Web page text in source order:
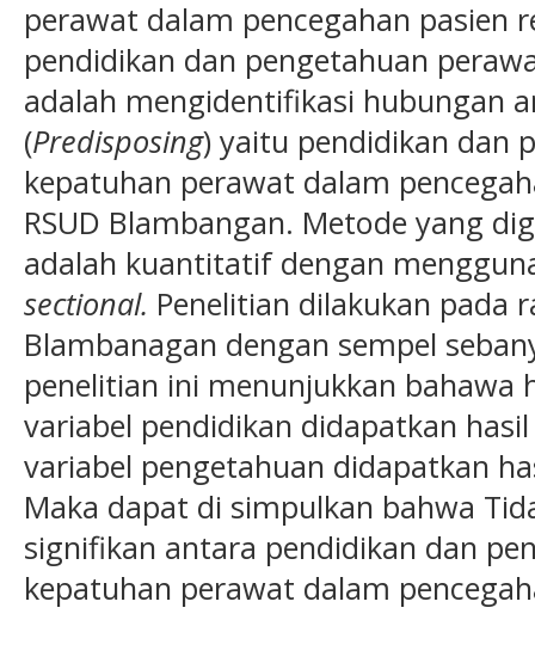
perawat dalam pencegahan pasien
pendidikan dan pengetahuan
adalah mengidentifikasi hubungan
(Predisposing) yaitu pendidikan dan
kepatuhan perawat dalam
RSUD Blambangan. Metode yang
adalah kuantitatif dengan
sectional. Penelitian dilakukan pada
Blambanagan dengan sempel
penelitian ini menunjukkan bahawa
variabel pendidikan didapatkan
variabel pengetahuan didapatkan
Maka dapat di simpulkan bahwa
signifikan antara pendidikan dan
kepatuhan perawat dalam